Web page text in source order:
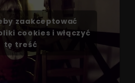
zaakceptować
cookies i włączyć
tę treść